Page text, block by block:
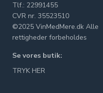
Tlf.: 22991455
CVR nr. 35523510
©2025 VinMedMere.dk Alle
rettigheder forbeholdes
Se vores butik:
TRYK HER